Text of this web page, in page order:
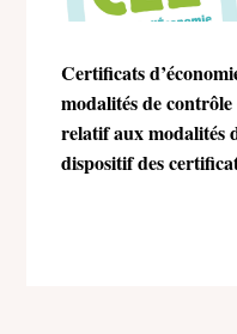
Certificats
modalités de
relatif aux modalités
dispositif des